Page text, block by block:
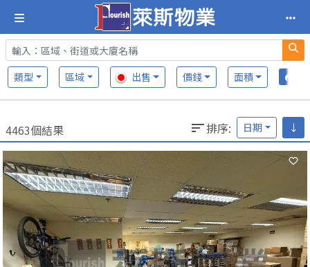
類型 區域 出售 價錢 面積
4463個結果 排序: 日期 ↓